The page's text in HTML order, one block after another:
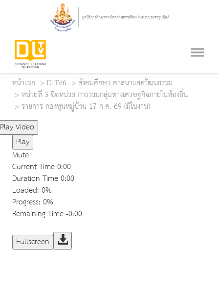
หน้าแรก DLTV6
สังคมศึกษา ศาสนาและวัฒนธรรม
หน่วยที่ 3 ชื่อหน่วย การรวมกลุ่มทางเศรษฐกิจภายในท้องถิ่น
รายการ กองทุนหมู่บ้าน 17 ก.ค. 69 (มีใบงาน)
Play Video
Play
Mute
Current Time0:00
Duration Time0:00
Loaded: 0%
Progress: 0%
Remaining Time-0:00
Fullscreen